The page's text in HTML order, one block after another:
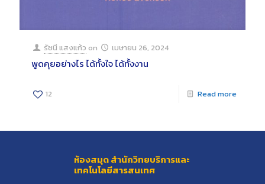
รัชนี แสงแก้ว on เมษายน 26, 2024
พูดคุยอย่างไร ได้ทั้งใจ ได้ทั้งงาน
12 Read more
ห้องสมุด สำนักวิทยบริการและ
เทคโนโลยีสารสนเทศ